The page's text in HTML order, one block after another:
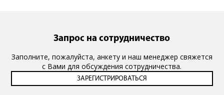
Запрос на сотрудничество
Заполните, пожалуйста, анкету и наш менеджер свяжется
с Вами для обсуждения сотрудничества.